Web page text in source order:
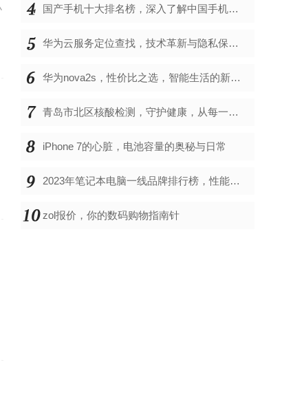
国产手机十大排名榜，深入了解中国手机市场的佼佼者
华为云服务定位查找，技术革新与隐私保护的双重奏
华为nova2s，性价比之选，智能生活的新伙伴
青岛市北区核酸检测，守护健康，从每一次检测开始
iPhone 7的心脏，电池容量的奥秘与日常
2023年笔记本电脑一线品牌排行榜，性能、创新与用户满意度的综合考量
zol报价，你的数码购物指南针